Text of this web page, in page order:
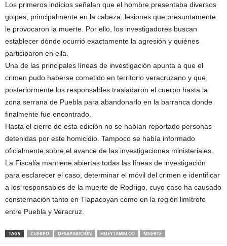
Los primeros indicios señalan que el hombre presentaba diversos
golpes, principalmente en la cabeza, lesiones que presuntamente
le provocaron la muerte. Por ello, los investigadores buscan
establecer dónde ocurrió exactamente la agresión y quiénes
participaron en ella.
Una de las principales líneas de investigación apunta a que el
crimen pudo haberse cometido en territorio veracruzano y que
posteriormente los responsables trasladaron el cuerpo hasta la
zona serrana de Puebla para abandonarlo en la barranca donde
finalmente fue encontrado.
Hasta el cierre de esta edición no se habían reportado personas
detenidas por este homicidio. Tampoco se había informado
oficialmente sobre el avance de las investigaciones ministeriales.
La Fiscalía mantiene abiertas todas las líneas de investigación
para esclarecer el caso, determinar el móvil del crimen e identificar
a los responsables de la muerte de Rodrigo, cuyo caso ha causado
consternación tanto en Tlapacoyan como en la región limítrofe
entre Puebla y Veracruz.
TAGS CUERPO DESAPARICIÓN HUEYTAMALCO MUERTE